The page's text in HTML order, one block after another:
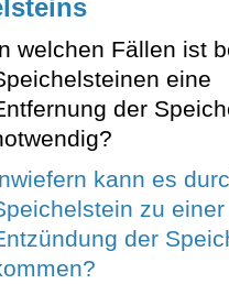
welchen Fällen ist
eine
der
kann es
zu einer
der